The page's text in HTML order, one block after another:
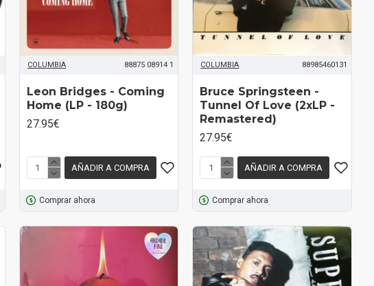
COLUMBIA 88875 08914 1
Leon Bridges ‎- Coming
Home (LP - 180g)
27.95€
AÑADIR A COMPRA
Comprar ahora
COLUMBIA 88985460131
Bruce Springsteen ‎-
Tunnel Of Love (2xLP -
Remastered)
27.95€
AÑADIR A COMPRA
Comprar ahora